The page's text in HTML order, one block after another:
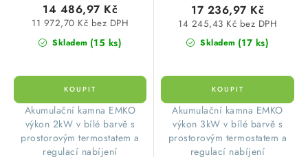
Skladem (15 ks)
11 972,70 Kč bez DPH
14 486,97 Kč
​Akumulační kamna EMKO
výkon 2kW v bílé barvě s
prostorovým termostatem a
regulací nabíjení
Skladem (17 ks)
14 245,43 Kč bez DPH
17 236,97 Kč
​Akumulační kamna EMKO
výkon 3kW v bílé barvě s
prostorovým termostatem a
regulací nabíjení